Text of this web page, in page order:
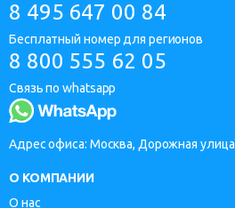
8 495 647 00 84
Бесплатный номер для регионов
8 800 555 62 05
Связь по whatsapp
Адрес офиса: Москва, Дорожная улица
О КОМПАНИИ
О нас